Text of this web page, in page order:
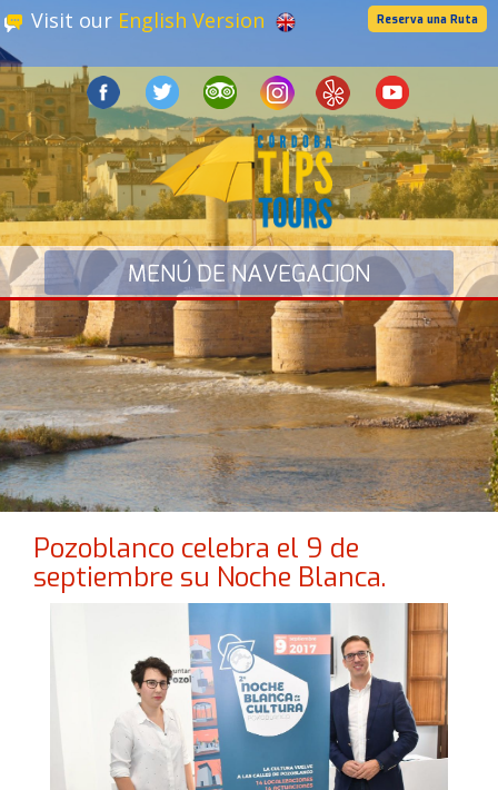
Visit our English Version Reserva una Ruta
Pozoblanco celebra el 9 de
septiembre su Noche Blanca.